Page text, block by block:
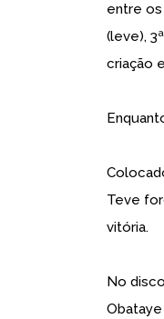
entre os
(leve),
criação
Teve
vitória.
No